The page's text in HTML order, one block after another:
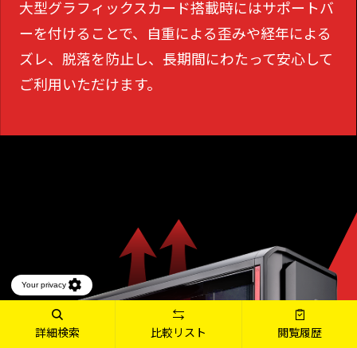
大型グラフィックスカード搭載時にはサポートバ
ーを付けることで、
自重による歪みや経年による
ズレ、脱落を防止し、長期間にわたって安心して
ご利用いただけます。
詳細検索 比較リスト 閲覧履歴